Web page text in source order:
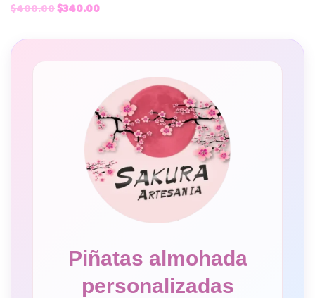
$400.00$340.00
Piñatas almohada
personalizadas